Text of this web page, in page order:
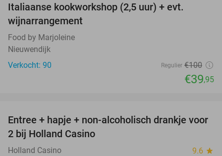
Italiaanse kookworkshop (2,5 uur) + evt.
wijnarrangement
Food by Marjoleine
Nieuwendijk
Verkocht: 90
Regulier €100
€39,95
52%
Entree + hapje + non-alcoholisch drankje voor
2 bij Holland Casino
Holland Casino 9.6 star